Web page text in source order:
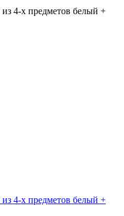
4-х предметов белый +
4-х предметов белый +